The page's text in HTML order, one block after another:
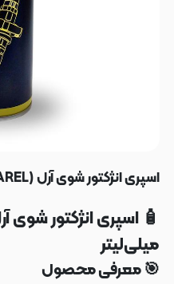
اسپری انژکتور شوی آرل (AREL)
میلی‌لیتر
🎯 معرفی محصول